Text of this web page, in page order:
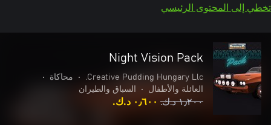
تخطي إلى المحتوى الرئيسي
Night Vision Pack
Creative Pudding Hungary Llc.
• محاكاة
•
العائلة والأطفال
• السباق والطيران
١٫٢٠٠ د.ك.‏ ٠٫٦٠٠ د.ك.‏